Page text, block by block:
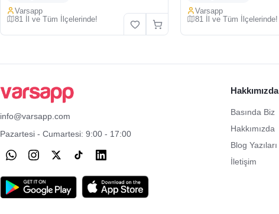
Varsapp
81 İl ve Tüm İlçelerinde!
Varsapp
81 İl ve Tüm İlçelerinde!
info@varsapp.com
Pazartesi - Cumartesi: 9:00 - 17:00
Hakkımızda
Basında Biz
Hakkımızda
Blog Yazıları
İletişim